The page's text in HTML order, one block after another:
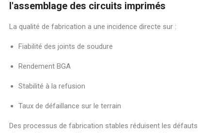
l'assemblage des circuits imprimés
La qualité de fabrication a une incidence directe sur :
Fiabilité des joints de soudure
Rendement BGA
Stabilité à la refusion
Taux de défaillance sur le terrain
Des processus de fabrication stables réduisent les défauts